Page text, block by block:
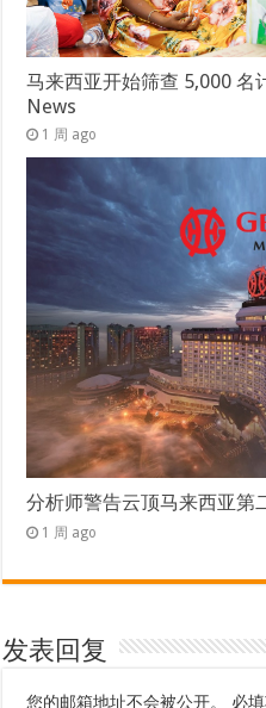
马来西亚开始筛查 5,000 名
News
1 周 ago
分析师警告云顶马来西亚第
1 周 ago
发表回复
您的邮箱地址不会被公开。 必